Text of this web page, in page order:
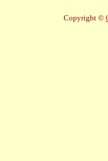
Copyright ©